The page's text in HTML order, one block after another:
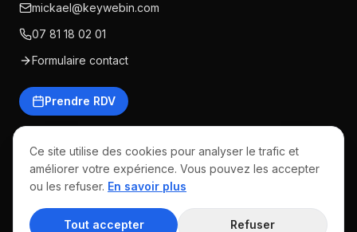
mickael@keywebin.com
07 81 18 02 01
Formulaire contact
Prendre RDV
©2026Keywebin · Tous droits réservés
Politique de cookies
Ce site utilise des cookies pour analyser le trafic et
améliorer votre expérience. Vous pouvez les accepter
ou les refuser. En savoir plus
Tout accepter Refuser